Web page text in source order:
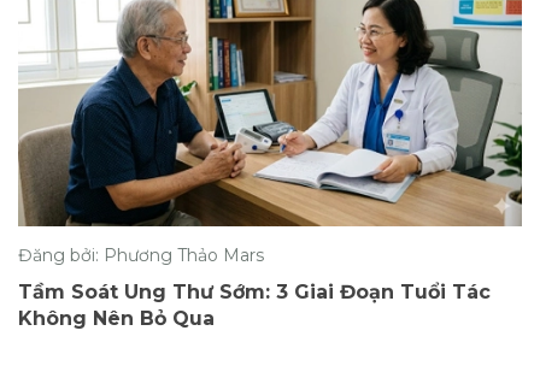
Đăng bởi: Phương Thảo Mars
Đi Khám Mất Cả Ngày? 3 Cảnh Báo Từ Chuyên
Gia Về Quy Trình Y Tế Lỗi Thời